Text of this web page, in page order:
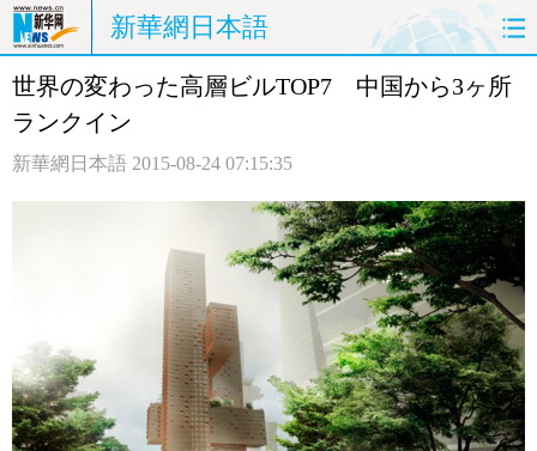
新華網日本語
ホームページ 政治 経済
評論 写真
世界の変わった高層ビルTOP7 中国から3ヶ所
ランクイン
新華網日本語 2015-08-24 07:15:35